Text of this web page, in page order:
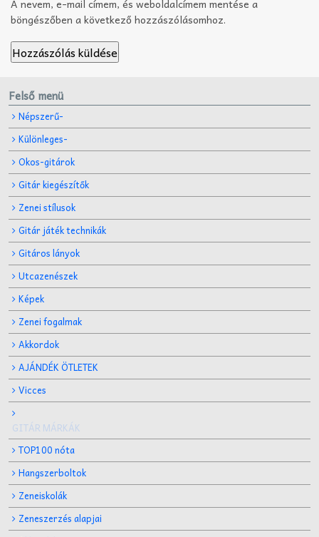
A nevem, e-mail címem, és weboldalcímem mentése a
böngészőben a következő hozzászólásomhoz.
Felső menü
Népszerű-
Különleges-
Okos-gitárok
Gitár kiegészítők
Zenei stílusok
Gitár játék technikák
Gitáros lányok
Utcazenészek
Képek
Zenei fogalmak
Akkordok
AJÁNDÉK ÖTLETEK
Vicces
GITÁR MÁRKÁK
TOP100 nóta
Hangszerboltok
Zeneiskolák
Zeneszerzés alapjai